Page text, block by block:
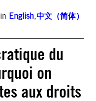
English,中文（简体）
du
on
aux droits